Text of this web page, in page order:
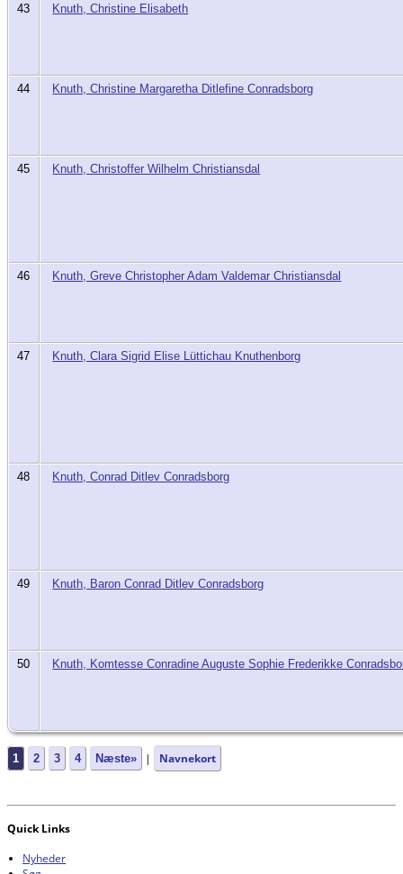
43 Knuth, Christine Elisabeth
44 Knuth, Christine Margaretha Ditlefine Conradsborg
45 Knuth, Christoffer Wilhelm Christiansdal
46 Knuth, Greve Christopher Adam Valdemar Christiansdal
47 Knuth, Clara Sigrid Elise Lüttichau Knuthenborg
48 Knuth, Conrad Ditlev Conradsborg
49 Knuth, Baron Conrad Ditlev Conradsborg
50 Knuth, Komtesse Conradine Auguste Sophie Frederikke
1 2 3 4 Næste» | Navnekort
Quick Links
Nyheder